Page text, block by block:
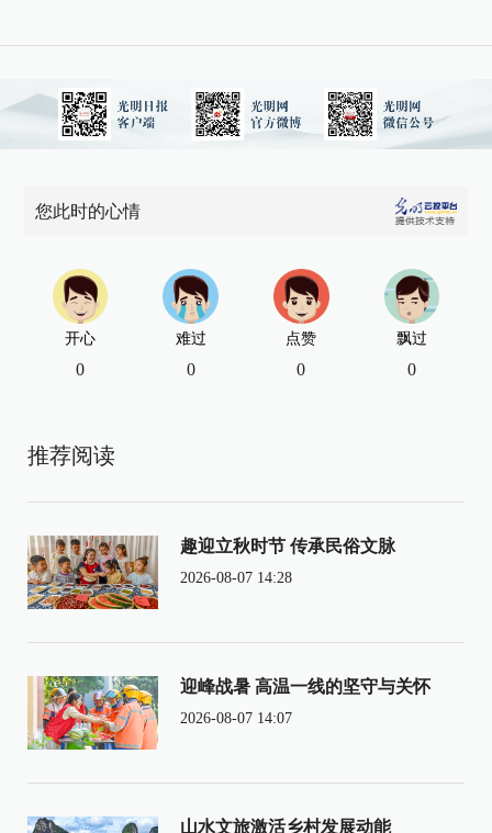
您此时的心情
开心
0
难过
0
点赞
0
飘过
0
推荐阅读
趣迎立秋时节 传承民俗文脉
2026-08-07 14:28
迎峰战暑 高温一线的坚守与关怀
2026-08-07 14:07
山水文旅激活乡村发展动能